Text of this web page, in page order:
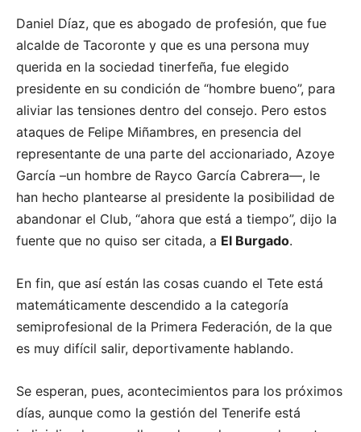
Daniel Díaz, que es abogado de profesión, que fue
alcalde de Tacoronte y que es una persona muy
querida en la sociedad tinerfeña, fue elegido
presidente en su condición de “hombre bueno”, para
aliviar las tensiones dentro del consejo. Pero estos
ataques de Felipe Miñambres, en presencia del
representante de una parte del accionariado, Azoye
García –un hombre de Rayco García Cabrera—, le
han hecho plantearse al presidente la posibilidad de
abandonar el Club, “ahora que está a tiempo”, dijo la
fuente que no quiso ser citada, a El Burgado.
En fin, que así están las cosas cuando el Tete está
matemáticamente descendido a la categoría
semiprofesional de la Primera Federación, de la que
es muy difícil salir, deportivamente hablando.
Se esperan, pues, acontecimientos para los próximos
días, aunque como la gestión del Tenerife está